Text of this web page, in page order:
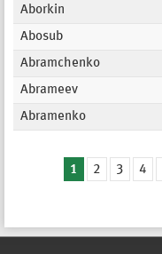
Aborkin
Abosub
Abramchenko
Abrameev
Abramenko
1 2 3 4